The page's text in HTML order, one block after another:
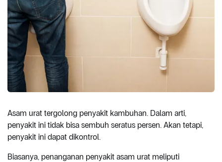
Asam urat tergolong penyakit kambuhan. Dalam arti,
penyakit ini tidak bisa sembuh seratus persen. Akan tetapi,
penyakit ini dapat dikontrol.
Biasanya, penanganan penyakit asam urat meliputi